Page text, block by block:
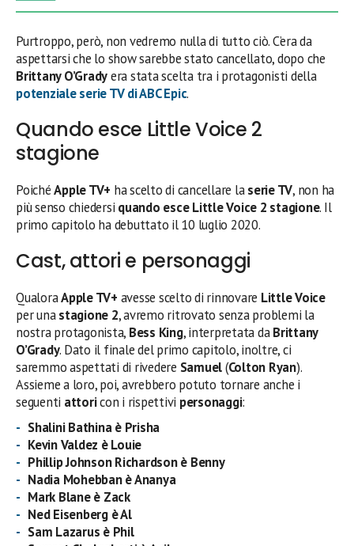
Purtroppo, però, non vedremo nulla di tutto ciò. C’era da
aspettarsi che lo show sarebbe stato cancellato, dopo che
Brittany O’Gradyera stata scelta tra i protagonisti della
potenzialeserie TVdi ABC Epic.
Quando esce Little Voice 2
stagione
PoichéApple TV+ ha scelto di cancellare laserie TV, non ha
più senso chiedersi quando esce Little Voice 2 stagione. Il
primo capitolo ha debuttato il 10 luglio 2020.
Cast, attori e personaggi
QualoraApple TV+ avesse scelto di rinnovare Little Voice
per unastagione 2, avremo ritrovato senza problemi la
nostra protagonista, Bess King, interpretata daBrittany
O’Grady. Dato il finale del primo capitolo, inoltre, ci
saremmo aspettati di rivedere Samuel(Colton Ryan).
Assieme a loro, poi, avrebbero potuto tornare anche i
seguenti attoricon i rispettivi personaggi:
Shalini Bathina è Prisha
Kevin Valdez è Louie
Phillip Johnson Richardson è Benny
Nadia Mohebban è Ananya
Mark Blane è Zack
Ned Eisenberg è Al
Sam Lazarus è Phil